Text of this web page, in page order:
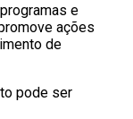
e
ações
de
pode ser